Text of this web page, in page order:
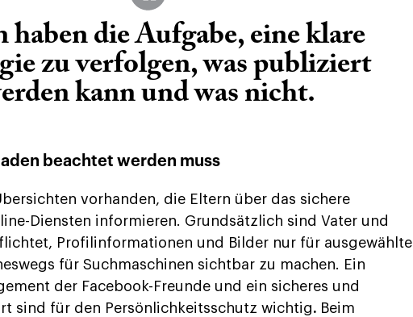
haben die Aufgabe, eine klare
zu verfolgen, was publiziert
kann und was nicht.
beachtet werden muss
vorhanden, die Eltern über das sichere
Diensten informieren. Grundsätzlich sind Vater und
Profilinformationen und Bilder nur für ausgewählte
für Suchmaschinen sichtbar zu machen. Ein
der Facebook-Freunde und ein sicheres und
sind für den Persönlichkeitsschutz wichtig. Beim